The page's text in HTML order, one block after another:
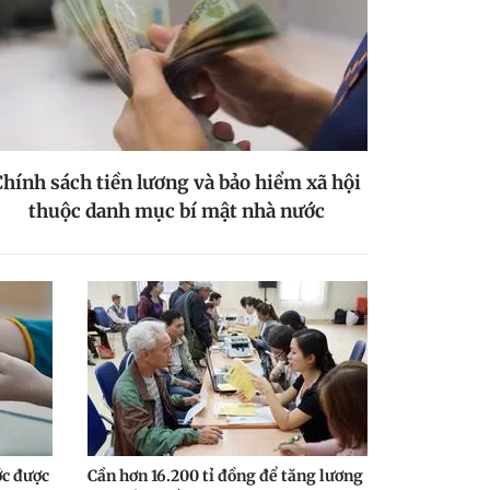
sách tiền lương và bảo hiểm xã hội
thuộc danh mục bí mật nhà nước
được
Cần hơn 16.200 tỉ đồng để tăng lương